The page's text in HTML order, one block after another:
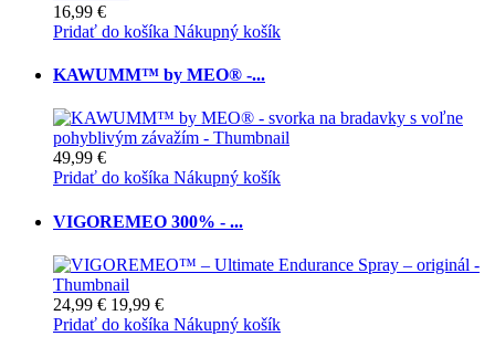
16,99 €
Pridať do košíka Nákupný košík
KAWUMM™ by MEO® -...
49,99 €
Pridať do košíka Nákupný košík
VIGOREMEO 300% - ...
24,99 € 19,99 €
Pridať do košíka Nákupný košík